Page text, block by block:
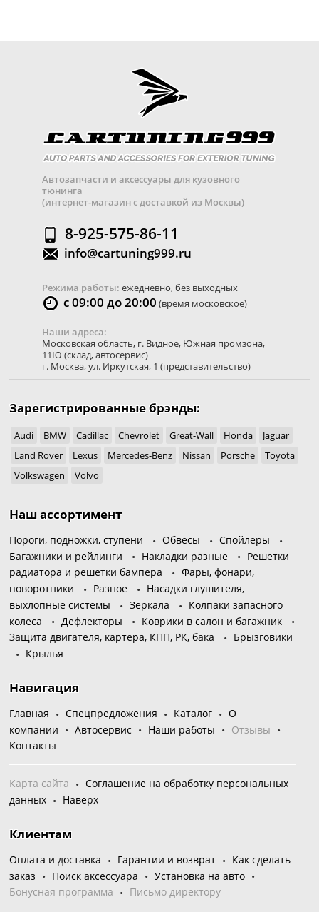
Автозапчасти и аксессуары для кузовного
тюнинга
(интернет-магазин с доставкой из Москвы)
8-925-575-86-11
info@cartuning999.ru
Режима работы: ежедневно, без выходных
с 09:00 до 20:00 (время московское)
Наши адреса:
Московская область, г. Видное, Южная промзона,
11Ю (склад, автосервис)
г. Москва,ул. Иркутская, 1 (представительство)
Зарегистрированные брэнды:
Audi BMW Cadillac Chevrolet Great-Wall Honda
Jaguar
Land Rover
Lexus Mercedes-Benz Nissan Porsche
Toyota
Volkswagen
Volvo
Наш ассортимент
Пороги, подножки, ступени Обвесы
Спойлеры
Багажники и рейлинги
Накладки разные
Решетки
радиатора и решетки бампера
Фары, фонари,
поворотники
Разное
Насадки глушителя,
выхлопные системы
Зеркала
Колпаки запасного
колеса
Дефлекторы
Коврики в салон и багажник
Защита двигателя, картера, КПП, РК, бака
Брызговики
Крылья
Навигация
Главная Спецпредложения Каталог
О
компании
Автосервис Наши работы
Отзывы
Контакты
Карта сайта
Соглашение на обработку персональных
данных
Наверх
Клиентам
Оплата и доставка Гарантии и возврат
Как сделать
заказ
Поиск аксессуара
Установка на авто
Бонусная программа
Письмо директору